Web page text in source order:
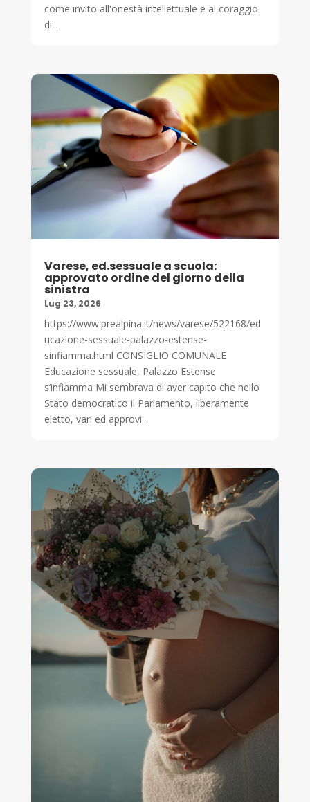
come invito all'onestà intellettuale e al coraggio
di...
Varese, ed.sessuale a scuola:
approvato ordine del giorno della
sinistra
Lug 23, 2026
https://www.prealpina.it/news/varese/522168/ed
ucazione-sessuale-palazzo-estense-
sinfiamma.html CONSIGLIO COMUNALE
Educazione sessuale, Palazzo Estense
s’infiamma Mi sembrava di aver capito che nello
Stato democratico il Parlamento, liberamente
eletto, vari ed approvi...